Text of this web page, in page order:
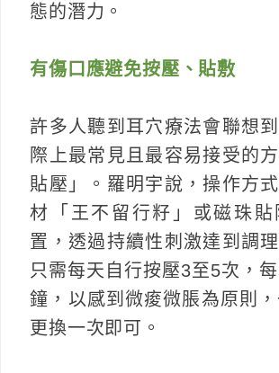
態的潛力。
有傷口應避免按壓、貼敷
許多人聽到耳穴療法會聯想
際上最常見且最容易接受的
貼壓」。羅明宇說，操作方
材「王不留行籽」或磁珠貼
置，透過持續性刺激達到調
只需每天自行按壓3至5次，
鐘，以感到微痠微脹為原則
更換一次即可。